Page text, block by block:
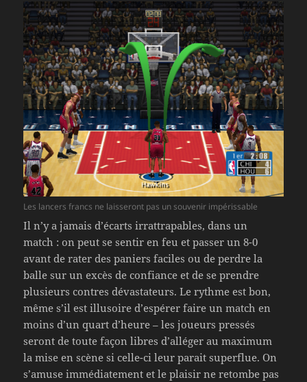
Les lancers francs ne laisseront pas un souvenir impérissable
Il n’y a jamais d’écarts irrattrapables, dans un
match : on peut se sentir en feu et passer un 8-0
avant de rater des paniers faciles ou de perdre la
balle sur un excès de confiance et de se prendre
plusieurs contres dévastateurs. Le rythme est bon,
même s’il est illusoire d’espérer faire un match en
moins d’un quart d’heure – les joueurs pressés
seront de toute façon libres d’alléger au maximum
la mise en scène si celle-ci leur parait superflue. On
s’amuse immédiatement et le plaisir ne retombe pas